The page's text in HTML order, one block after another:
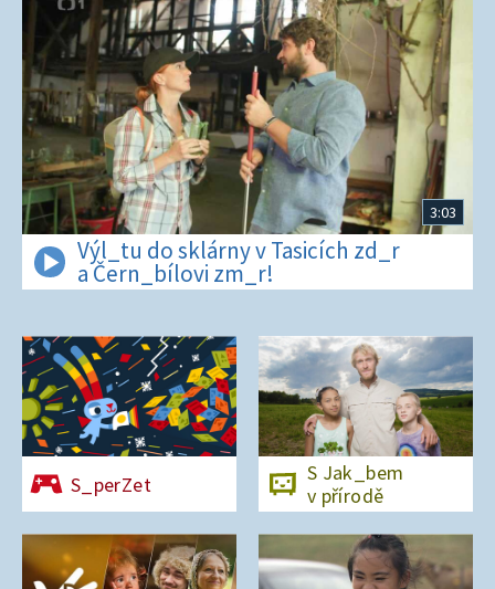
3:03
Výl_tu do sklárny v Tasicích zd_r
a Čern_bílovi zm_r!
S_perZet
S Jak_bem
v přírodě